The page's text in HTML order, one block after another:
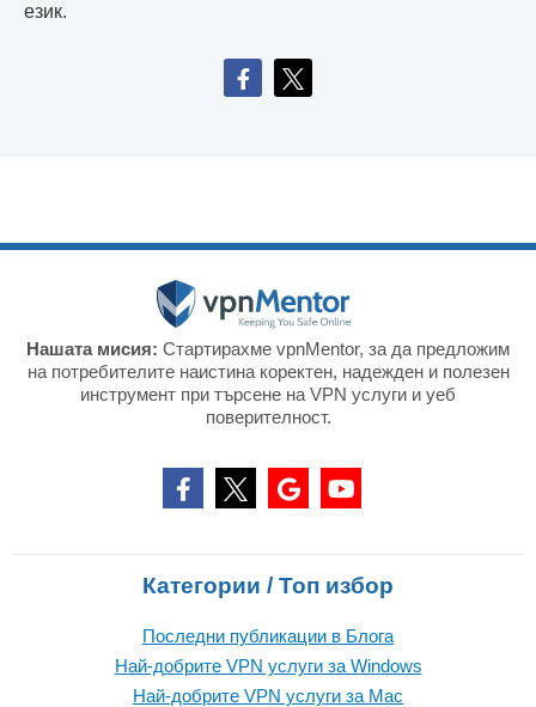
език.
Нашата мисия: Стартирахме vpnMentor, за да предложим
на потребителите наистина коректен, надежден и полезен
инструмент при търсене на VPN услуги и уеб
поверителност.
Категории / Топ избор
Последни публикации в Блога
Най-добрите VPN услуги за Windows
Най-добрите VPN услуги за Mac